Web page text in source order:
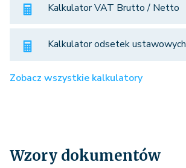
Kalkulator VAT Brutto / Netto
Kalkulator odsetek ustawowych
Zobacz wszystkie kalkulatory
Wzory dokumentów